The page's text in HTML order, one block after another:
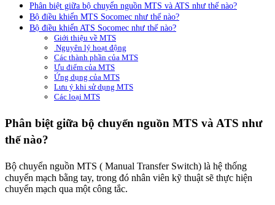
Phân biệt giữa bộ chuyển nguồn MTS và ATS như thế nào?
Bộ điều khiển MTS Socomec như thế nào?
Bộ điều khiển ATS Socomec như thế nào?
Giới thiệu về MTS
Nguyên lý hoạt động
Các thành phần của MTS
Ưu điểm của MTS
Ứng dụng của MTS
Lưu ý khi sử dụng MTS
Các loại MTS
Phân biệt giữa bộ chuyển nguồn MTS và ATS như
thế nào?
Bộ chuyển nguồn MTS ( Manual Transfer Switch) là hệ thống
chuyển mạch bằng tay, trong đó nhân viên kỹ thuật sẽ thực hiện
chuyển mạch qua một công tắc.